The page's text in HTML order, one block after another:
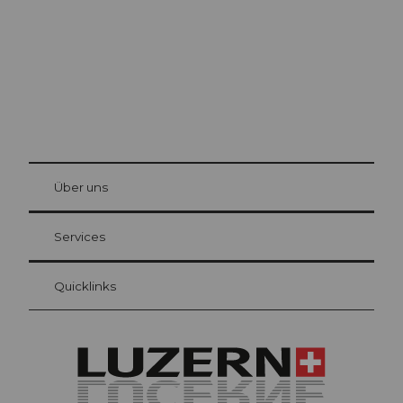
Gästekarte Luzern
Ihre Vorteile als Übernachtungsgast
at Bre
Über uns
Services
Quicklinks